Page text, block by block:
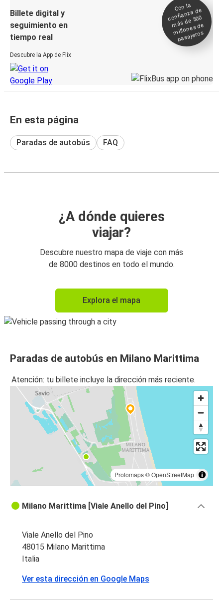
Billete digital y
seguimiento en
tiempo real
Descubre la App de Flix
Con la
confianza de
más de 500
millones de
pasajeros
En esta página
Paradas de autobús FAQ
¿A dónde quieres
viajar?
Descubre nuestro mapa de viaje con más
de 8000 destinos en todo el mundo.
Explora el mapa
Paradas de autobús en Milano Marittima
Atención: tu billete incluye la dirección más reciente.
Protomaps©OpenStreetMap
Milano Marittima [Viale Anello del Pino]
Viale Anello del Pino
48015 Milano Marittima
Italia
Ver esta dirección en Google Maps